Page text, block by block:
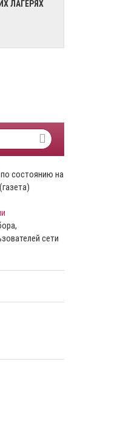
ЛАГЕРЯХ
по состоянию на
сети